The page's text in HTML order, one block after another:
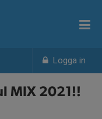
Logga in
MIX 2021!!